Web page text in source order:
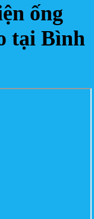
ống
tại Bình